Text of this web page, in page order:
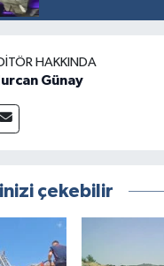
HAKKINDA
Günay
çekebilir